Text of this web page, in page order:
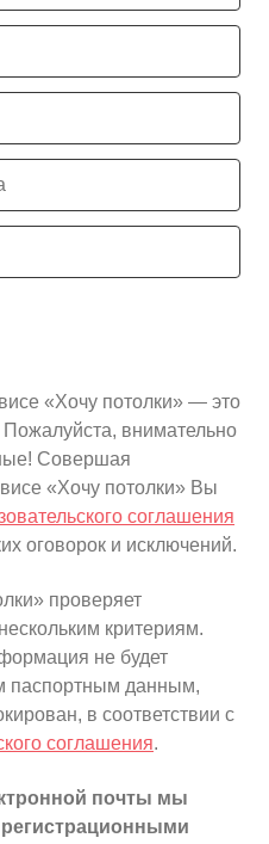
Вашего потолка
«Хочу потолки» — это
Пожалуйста, внимательно
Совершая
«Хочу потолки» Вы
соглашения
оговорок и исключений.
проверяет
критериям.
не будет
паспортным данным,
в соответствии с
соглашения.
почты мы